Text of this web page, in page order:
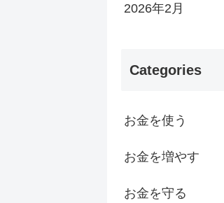
2026年2月
Categories
お金を使う
お金を増やす
お金を守る